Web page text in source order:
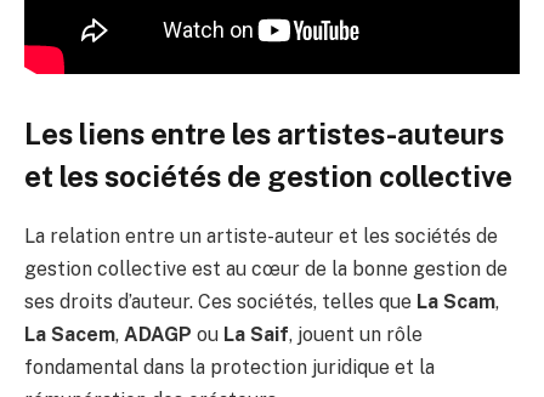
Les liens entre les artistes-auteurs
et les sociétés de gestion collective
La relation entre un artiste-auteur et les sociétés de
gestion collective est au cœur de la bonne gestion de
ses droits d’auteur. Ces sociétés, telles que La Scam,
La Sacem, ADAGP ou La Saif, jouent un rôle
fondamental dans la protection juridique et la